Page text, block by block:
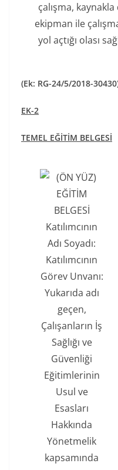
çalışma,
ekipman ile
yol açtığı olası
(Ek: RG-24/5/2018-
EK-2
TEMEL EĞİTİM BELGESİ